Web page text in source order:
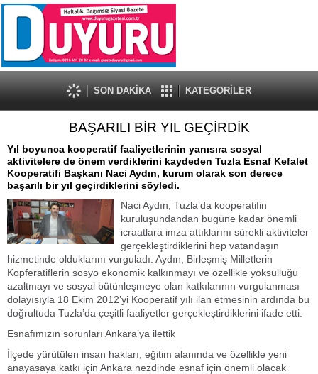
SON DAKİKA KATEGORİLER
BAŞARILI BİR YIL GEÇİRDİK
Yıl boyunca kooperatif faaliyetlerinin yanısıra sosyal
aktivitelere de önem verdiklerini kaydeden Tuzla Esnaf Kefalet
Kooperatifi Başkanı Naci Aydın, kurum olarak son derece
başarılı bir yıl geçirdiklerini söyledi.
Naci Aydın, Tuzla’da kooperatifin
kuruluşundandan bugüne kadar önemli
icraatlara imza attıklarını sürekli aktiviteler
gerçekleştirdiklerini hep vatandaşın
hizmetinde olduklarını vurguladı. Aydın, Birleşmiş Milletlerin
Kopferatiflerin sosyo ekonomik kalkınmayı ve özellikle yoksulluğu
azaltmayı ve sosyal bütünleşmeye olan katkılarının vurgulanması
dolayısıyla 18 Ekim 2012’yi Kooperatif yılı ilan etmesinin ardında bu
doğrultuda Tuzla’da çeşitli faaliyetler gerçekleştirdiklerini ifade etti.
Esnafımızın sorunları Ankara’ya ilettik
İlçede yürütülen insan hakları, eğitim alanında ve özellikle yeni
anayasaya katkı için Ankara nezdinde esnaf için önemli olacak